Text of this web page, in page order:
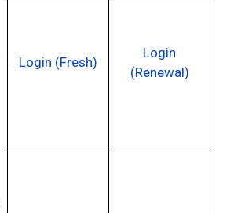
Login (Fresh)
Login
(Renewal)